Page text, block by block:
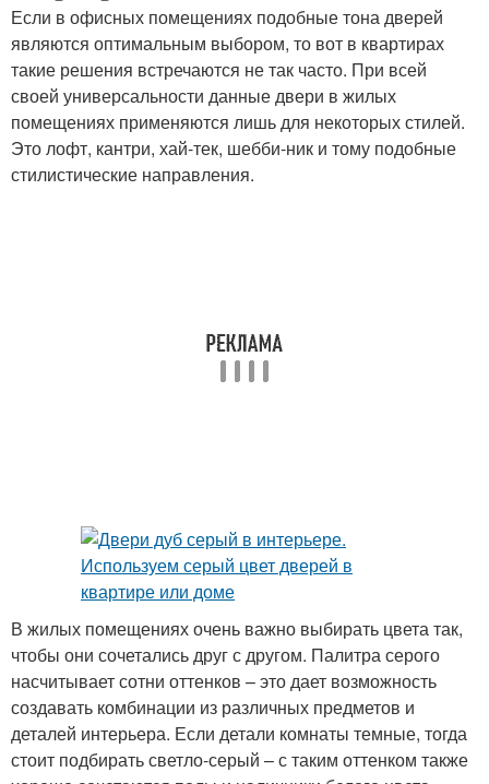
Дверь в интерьере Двери с чем
Дуб в интерьере
Если в офисных помещениях подобные тона дверей
являются оптимальным выбором, то вот в квартирах
такие решения встречаются не так часто. При всей
своей универсальности данные двери в жилых
помещениях применяются лишь для некоторых стилей.
Это лофт, кантри, хай-тек, шебби-ник и тому подобные
стилистические направления.
В жилых помещениях очень важно выбирать цвета так,
чтобы они сочетались друг с другом. Палитра серого
насчитывает сотни оттенков – это дает возможность
создавать комбинации из различных предметов и
деталей интерьера. Если детали комнаты темные, тогда
стоит подбирать светло-серый – с таким оттенком также